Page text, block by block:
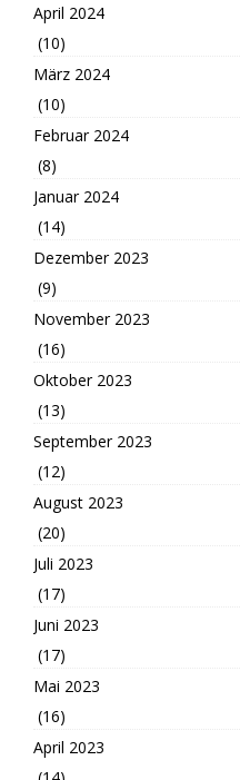
April 2024
(10)
März 2024
(10)
Februar 2024
(8)
Januar 2024
(14)
Dezember 2023
(9)
November 2023
(16)
Oktober 2023
(13)
September 2023
(12)
August 2023
(20)
Juli 2023
(17)
Juni 2023
(17)
Mai 2023
(16)
April 2023